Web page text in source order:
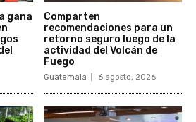
gana
Comparten
recomendaciones para un
retorno seguro luego de la
actividad del Volcán de
Fuego
Guatemala 6 agosto, 2026